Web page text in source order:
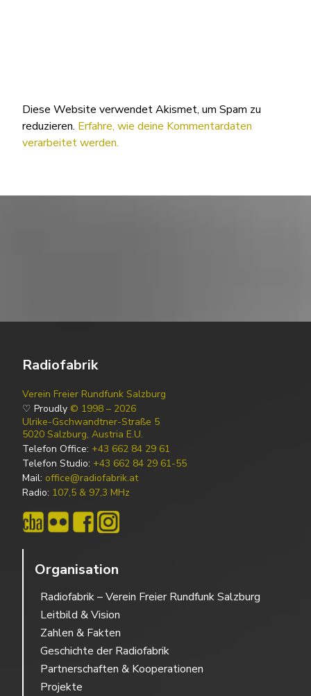
Diese Website verwendet Akismet, um Spam zu
reduzieren. Erfahre, wie deine Kommentardaten
verarbeitet werden.
Radiofabrik
Verein Freier Rundfunk Salzburg
♡ Proudly © 1998 – 2026
Ulrike-Gschwandtner-Straße 5
5020 Salzburg, Austria E.U.
Telefon Office: +43 662 84 29 61
Telefon Studio: +43 662 84 29 61-55
Mail: office@radiofabrik.at
Radio: 107,5 & 97,3 MHz
Organisation
Radiofabrik – Verein Freier Rundfunk Salzburg
Leitbild & Vision
Zahlen & Fakten
Geschichte der Radiofabrik
Partnerschaften & Kooperationen
Projekte